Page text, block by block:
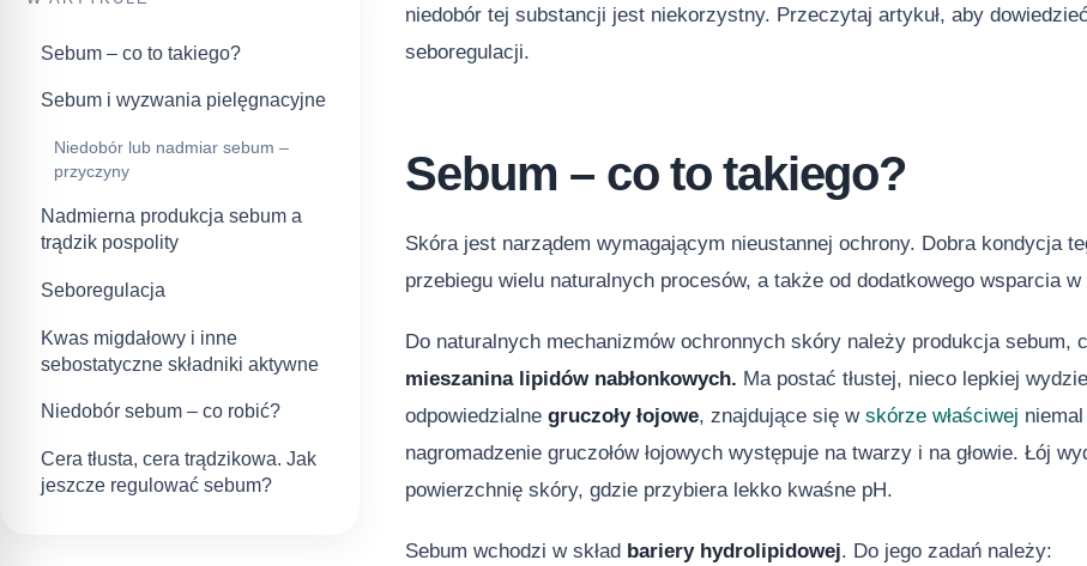
Sebum – co to takiego?
Sebum i wyzwania pielęgnacyjne
Niedobór lub nadmiar sebum –
przyczyny
Nadmierna produkcja sebum a
trądzik pospolity
Seboregulacja
Kwas migdałowy i inne
sebostatyczne składniki aktywne
Niedobór sebum – co robić?
Cera tłusta, cera trądzikowa. Jak
jeszcze regulować sebum?
niedobór tej substancji jest niekorzystny. Przeczytaj artykuł, aby
seboregulacji.
Sebum – co to takiego?
Skóra jest narządem wymagającym nieustannej ochrony. Dobra kondycja
przebiegu wielu naturalnych procesów, a także od dodatkowego wsparcia
Do naturalnych mechanizmów ochronnych skóry należy produkcja sebum,
mieszanina lipidów nabłonkowych. Ma postać tłustej, nieco lepkiej
odpowiedzialnegruczoły łojowe, znajdujące się wskórze właściwej
nagromadzenie gruczołów łojowych występuje na twarzy i na głowie. Łój
powierzchnię skóry, gdzie przybiera lekko kwaśne pH.
Sebum wchodzi w skład bariery hydrolipidowej. Do jego zadań należy: